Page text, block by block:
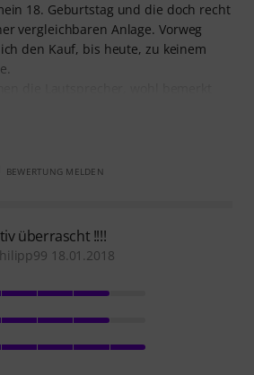
18. Geburtstag und die doch recht
vergleichbaren Anlage. Vorweg
den Kauf, bis heute, zu keinem
BEWERTUNG MELDEN
überrascht !!!!
18.01.2018